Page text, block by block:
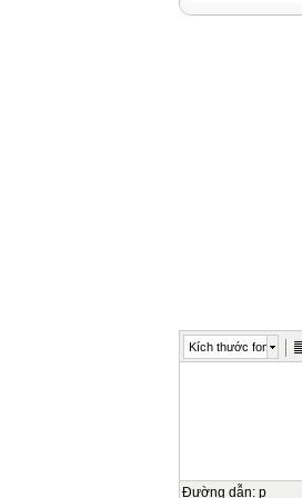
Kích thước font
Đường dẫn: p